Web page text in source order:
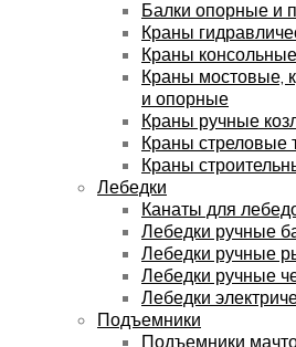
Балки опорные и
Краны
Краны консольные
Краны мостовые,
и опорные
Краны ручные
Краны стреловые
Краны
Лебедки
Канаты для
Лебедки ручные
Лебедки ручные
Лебедки ручные
Лебедки
Подъемники
Подъемники